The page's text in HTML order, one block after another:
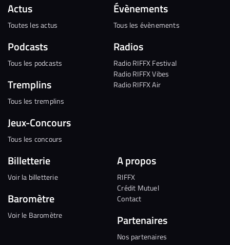
Actus
Toutes les actus
Podcasts
Tous les podcasts
Tremplins
Tous les tremplins
Jeux-Concours
Tous les concours
Évènements
Tous les évènements
Radios
Radio RIFFX Festival
Radio RIFFX Vibes
Radio RIFFX Air
Billetterie
Voir la billetterie
Baromètre
Voir le Baromètre
A propos
RIFFX
Crédit Mutuel
Contact
Partenaires
Nos partenaires